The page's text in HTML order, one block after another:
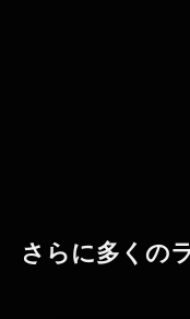
さらに多くの